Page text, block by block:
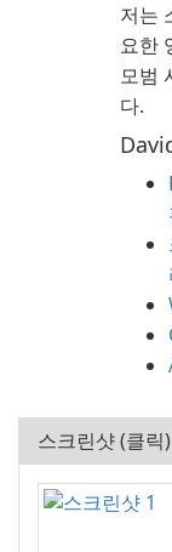
저는
요한
모범
다.
스크린샷 (클릭